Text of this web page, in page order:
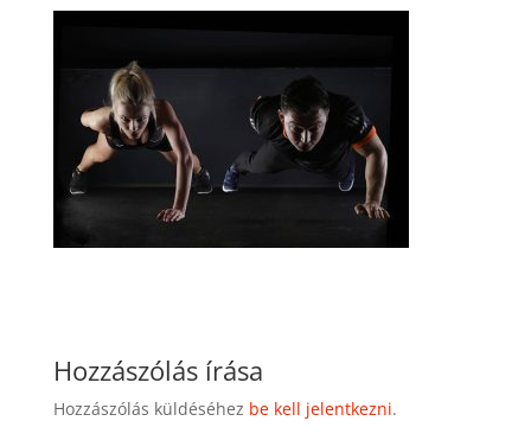
Hozzászólás írása
Hozzászólás küldéséhez be kell jelentkezni.